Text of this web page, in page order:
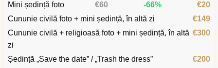
Mini ședință foto €60 -66%
€20
Cununie civilă foto + mini ședință, în altă zi
€149
Cununie civilă + religioasă foto + mini ședință, în altă
zi
€300
Ședință „Save the date” / „Trash the dress”
€200